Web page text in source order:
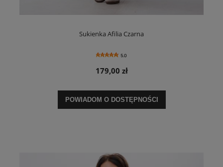
Sukienka Afilia Czarna
5.0
179,00 zł
POWIADOM O DOSTĘPNOŚCI